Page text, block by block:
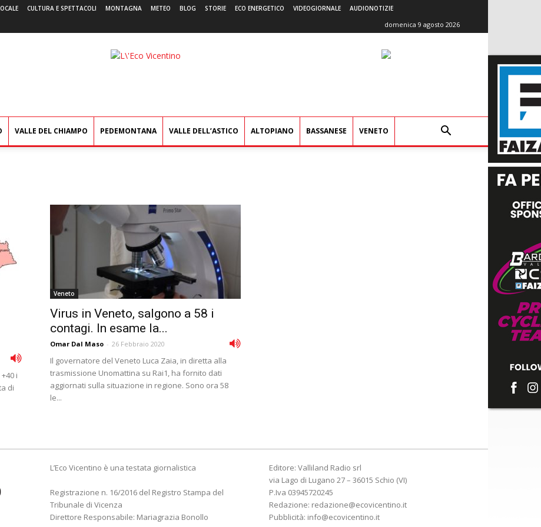
CULTURA E SPETTACOLI MONTAGNA METEO BLOG STORIE ECO ENERGETICO VIDEOGIORNALE AUDIONOTIZIE
domenica 9 agosto 2026
L'Eco
VALLE DEL CHIAMPO PEDEMONTANA VALLE DELL’ASTICO ALTOPIANO BASSANESE VENETO
i
di
Veneto
Virus in Veneto, salgono a 58 i
contagi. In esame la...
Omar Dal Maso - 26 Febbraio 2020
Il governatore del Veneto Luca Zaia, in diretta alla
trasmissione Unomattina su Rai1, ha fornito dati
aggiornati sulla situazione in regione. Sono ora 58
le...
L’Eco Vicentino è una testata giornalistica
Registrazione n. 16/2016 del Registro Stampa del
Tribunale di Vicenza
Direttore Responsabile: Mariagrazia Bonollo
Editore: Valliland Radio srl
via Lago di Lugano 27 – 36015 Schio (VI)
P.Iva 03945720245
Redazione: redazione@ecovicentino.it
Pubblicità: info@ecovicentino.it